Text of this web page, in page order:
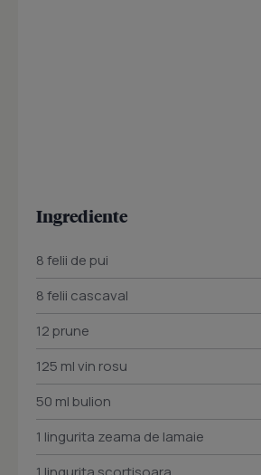
Ingrediente
8 felii de pui
8 felii cascaval
12 prune
125 ml vin rosu
50 ml bulion
1 lingurita zeama de lamaie